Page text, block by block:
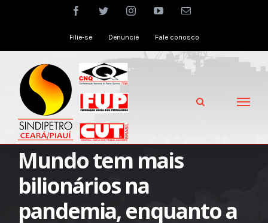
facebooktwitter instagramyoutubeEmail
Filie-se Denuncie Fale conosco
Mundo tem mais
bilionários na
pandemia, enquanto a